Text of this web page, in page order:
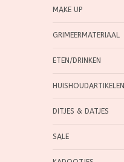
MAKE UP
GRIMEERMATERIAAL
ETEN/DRINKEN
HUISHOUDARTIKELEN
DITJES & DATJES
SALE